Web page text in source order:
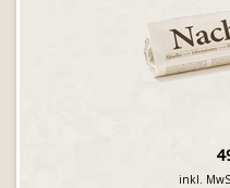
inkl.